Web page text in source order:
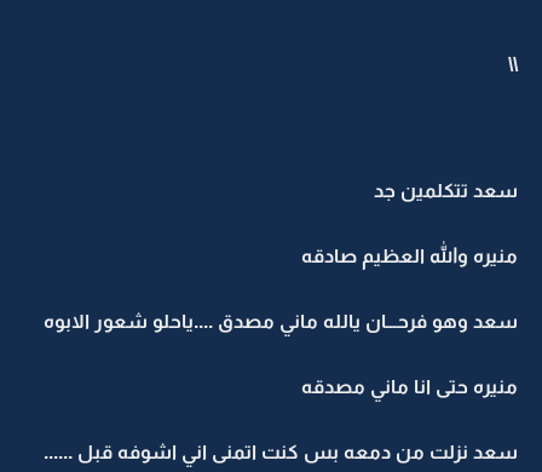
\\
سعد تتكلمين جد
منيره والله العظيم صادقه
سعد وهو فرحـــان يالله ماني مصدق ....ياحلو شعور الابوه
منيره حتى انا ماني مصدقه
سعد نزلت من دمعه بس كنت اتمنى اني اشوفه قبل ......